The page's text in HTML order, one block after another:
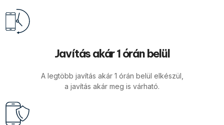
Javítás akár 1 órán belül
A legtöbb javítás akár 1 órán belül elkészül,
a javítás akár meg is várható.